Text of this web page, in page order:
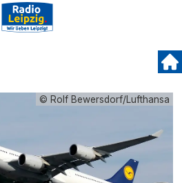
© Rolf Bewersdorf/Lufthansa